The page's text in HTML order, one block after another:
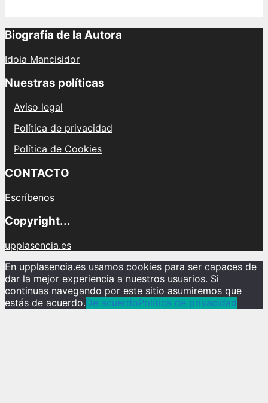
Biografía de la Autora
Idoia Mancisidor
Nuestras políticas
Aviso legal
Política de privacidad
Política de Cookies
CONTACTO
Escríbenos
Copyright...
upplasencia.es
En upplasencia.es usamos cookies para ser capaces de
dar la mejor experiencia a nuestros usuarios. Si
continuas navegando por este sitio asumiremos que
estás de acuerdo.De acuerdoPolítica de privacidad